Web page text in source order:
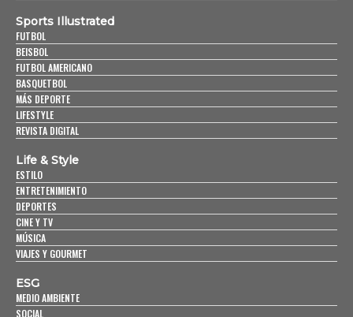
Sports Illustrated
FUTBOL
BEISBOL
FUTBOL AMERICANO
BASQUETBOL
MÁS DEPORTE
LIFESTYLE
REVISTA DIGITAL
Life & Style
ESTILO
ENTRETENIMIENTO
DEPORTES
CINE Y TV
MÚSICA
VIAJES Y GOURMET
ESG
MEDIO AMBIENTE
SOCIAL